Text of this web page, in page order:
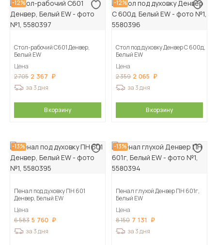
-12%
Стол-рабочий С601 Денвер,
Белый EW
Цена
2 705 2 367
за 3 дня
В корзину
-12%
Стол под духовку Денвер С 600д,
Белый EW
Цена
2 359 2 065
за 3 дня
В корзину
-13%
Пенал под духовку ПН 601
Денвер, Белый EW
Цена
6 583 5 760
за 3 дня
-13%
Пенал глухой Денвер ПН 601г,
Белый EW
Цена
8 150 7 131
за 3 дня